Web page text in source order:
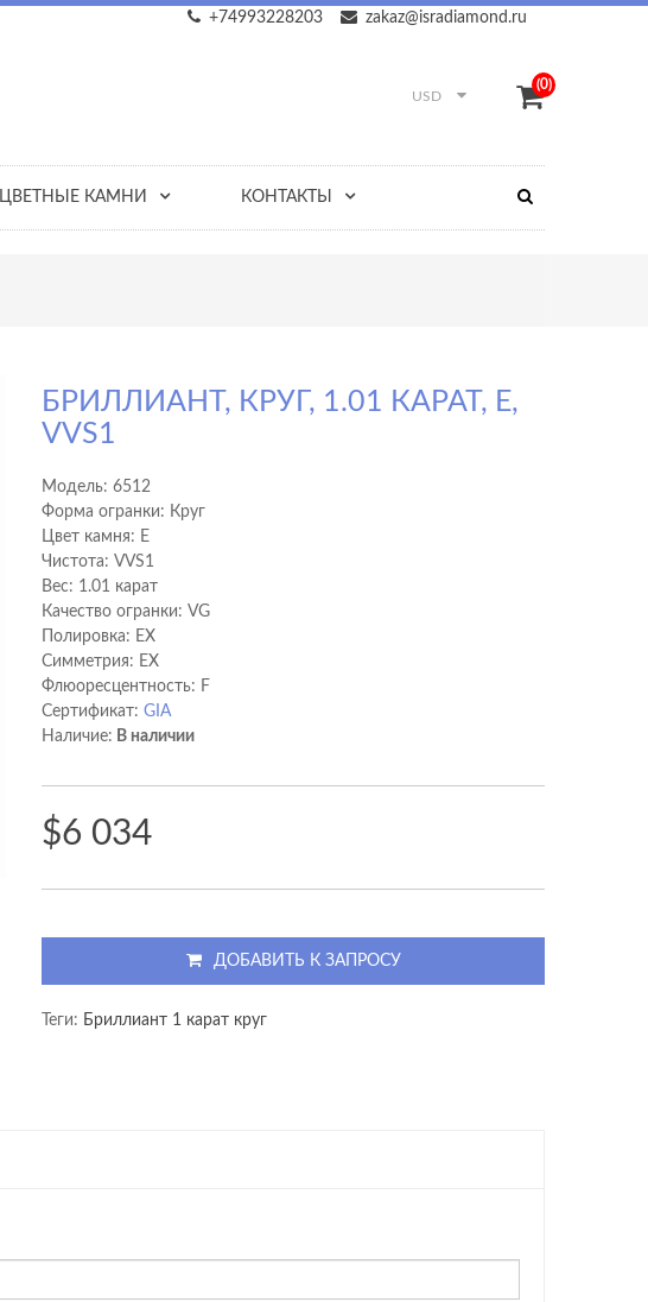
zakaz@isradiamond.ru
+74993228203
USD
(0)
ЦВЕТНЫЕ КАМНИ КОНТАКТЫ
БРИЛЛИАНТ, КРУГ, 1.01 КАРАТ, E,
VVS1
Модель:6512
Форма огранки: Круг
Цвет камня: E
Чистота: VVS1
Вес: 1.01 карат
Качество огранки: VG
Полировка: EX
Cимметрия: EX
Флюоресцентность: F
Сертификат:GIA
Наличие: В наличии
$6 034
ДОБАВИТЬ К ЗАПРОСУ
Теги: Бриллиант 1 карат круг